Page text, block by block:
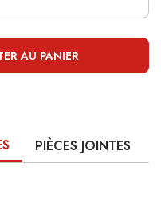
AU PANIER
PIÈCES JOINTES